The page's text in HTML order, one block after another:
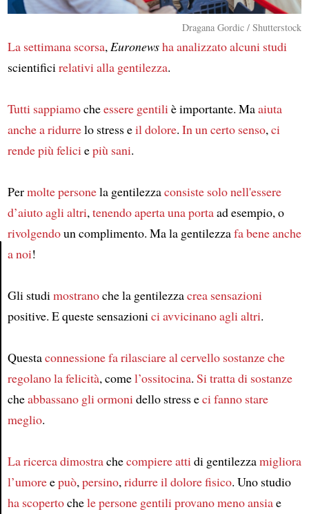
Dragana Gordic / Shutterstock
La settimana scorsa,Euronewsha analizzatoalcuni studi
scientificirelativi alla gentilezza.
Tutti sappiamocheessere gentiliè importante. Maaiuta
anchea ridurrelo stress eil dolore. In un certo senso,ci
rende più feliciepiù sani.
Permolte personela gentilezzaconsiste solonell'essere
d’aiuto agli altri,tenendo aperta una portaad esempio, o
rivolgendoun complimento. Ma la gentilezzafa bene anche
a noi!
Gli studimostranoche la gentilezzacrea sensazioni
positive. E queste sensazionici avvicinano agli altri.
Questaconnessionefa rilasciare al cervello sostanze che
regolano la felicità, comel’ossitocina. Si tratta di sostanze
cheabbassano gli ormonidello stress eci fanno stare
meglio.
La ricerca dimostrachecompiere attidi gentilezzamigliora
l’umoreepuò,persino,ridurreil dolore fisico. Uno studio
ha scopertochele persone gentiliprovano meno ansiae